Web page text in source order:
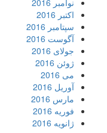
نوامبر 2016
اکتبر 2016
سپتامبر 2016
آگوست 2016
جولای 2016
ژوئن 2016
می 2016
آوریل 2016
مارس 2016
فوریه 2016
ژانویه 2016